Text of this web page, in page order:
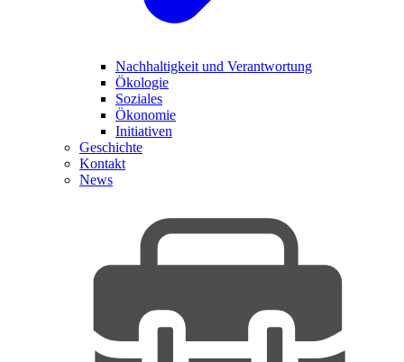
Nachhaltigkeit und Verantwortung
Ökologie
Soziales
Ökonomie
Initiativen
Geschichte
Kontakt
News